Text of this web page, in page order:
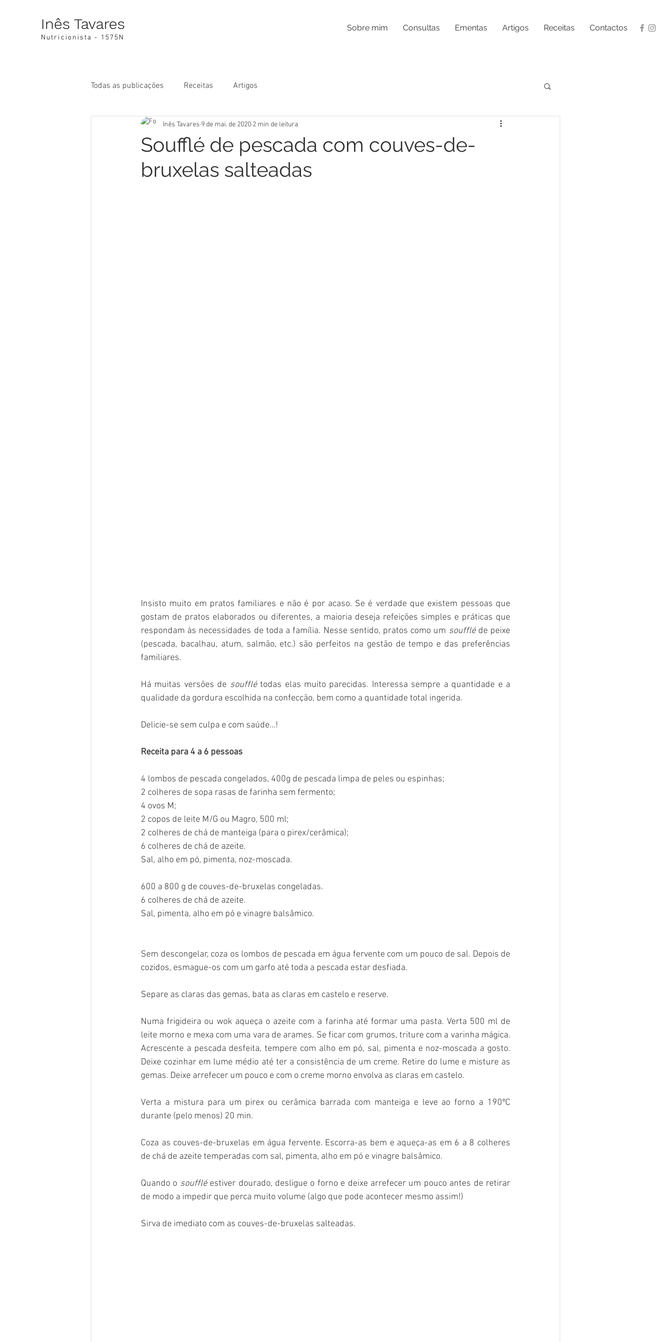
Inês Tavares
Nutricionista - 1575N
Sobre mim Consultas Ementas Artigos Receitas Contactos
Todas as publicações Receitas Artigos
Soufflé de pescada com couves-de-
bruxelas salteadas
Inês Tavares 9 de mai. de 2020 2 min de leitura
Insisto muito em pratos familiares e não é por acaso. Se é verdade que existem pessoas que
gostam de pratos elaborados ou diferentes, a maioria deseja refeições simples e práticas que
respondam às necessidades de toda a família. Nesse sentido, pratos como um soufflé de peixe
(pescada, bacalhau, atum, salmão, etc.) são perfeitos na gestão de tempo e das preferências
familiares.
Há muitas versões de soufflé todas elas muito parecidas. Interessa sempre a quantidade e a
qualidade da gordura escolhida na confecção, bem como a quantidade total ingerida.
Delicie-se sem culpa e com saúde...!
Receita para 4 a 6 pessoas
4 lombos de pescada congelados, 400g de pescada limpa de peles ou espinhas;
2 colheres de sopa rasas de farinha sem fermento;
4 ovos M;
2 copos de leite M/G ou Magro, 500 ml;
2 colheres de chá de manteiga (para o pirex/cerâmica);
6 colheres de chá de azeite.
Sal, alho em pó, pimenta, noz-moscada.
600 a 800 g de couves-de-bruxelas congeladas.
6 colheres de chá de azeite.
Sal, pimenta, alho em pó e vinagre balsâmico.
Sem descongelar, coza os lombos de pescada em água fervente com um pouco de sal. Depois de
cozidos, esmague-os com um garfo até toda a pescada estar desfiada.
Separe as claras das gemas, bata as claras em castelo e reserve.
Numa frigideira ou wok aqueça o azeite com a farinha até formar uma pasta. Verta 500 ml de
leite morno e mexa com uma vara de arames. Se ficar com grumos, triture com a varinha mágica.
Acrescente a pescada desfeita, tempere com alho em pó, sal, pimenta e noz-moscada a gosto.
Deixe cozinhar em lume médio até ter a consistência de um creme. Retire do lume e misture as
gemas. Deixe arrefecer um pouco e com o creme morno envolva as claras em castelo.
Verta a mistura para um pirex ou cerâmica barrada com manteiga e leve ao forno a 190ºC
durante (pelo menos) 20 min.
Coza as couves-de-bruxelas em água fervente. Escorra-as bem e aqueça-as em 6 a 8 colheres
de chá de azeite temperadas com sal, pimenta, alho em pó e vinagre balsâmico.
Quando o soufflé estiver dourado, desligue o forno e deixe arrefecer um pouco antes de retirar
de modo a impedir que perca muito volume (algo que pode acontecer mesmo assim!)
Sirva de imediato com as couves-de-bruxelas salteadas.